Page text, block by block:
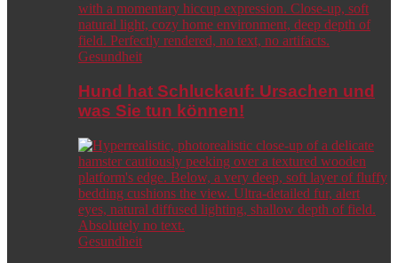
Gesundheit
Hund hat Schluckauf: Ursachen und
was Sie tun können!
Gesundheit